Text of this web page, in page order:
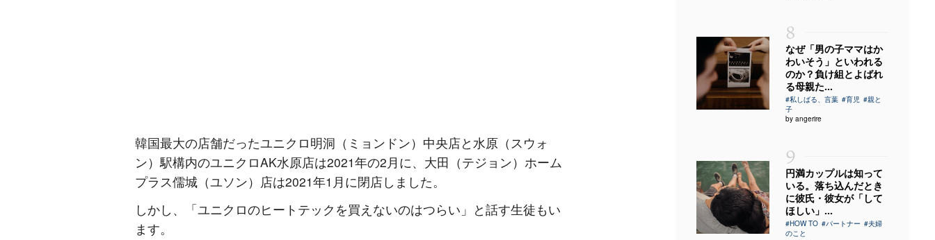
韓国最大の店舗だったユニクロ明洞（ミョンドン）中央店と水原（スウォ
ン）駅構内のユニクロAK水原店は2021年の2月に、大田（テジョン）ホーム
プラス儒城（ユソン）店は2021年1月に閉店しました。
しかし、「ユニクロのヒートテックを買えないのはつらい」と話す生徒もい
ます。
8
なぜ「男の子ママはか
わいそう」といわれる
のか？負け組とよばれ
る母親た...
#私しばる、言葉 #育児 #親と
子
by angerire
9
円満カップルは知って
いる。落ち込んだとき
に彼氏・彼女が「して
ほしい」...
#HOW TO #パートナー #夫婦
のこと